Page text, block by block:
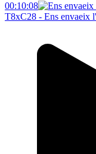
00:10:08
T8xC28 - Ens envaeix